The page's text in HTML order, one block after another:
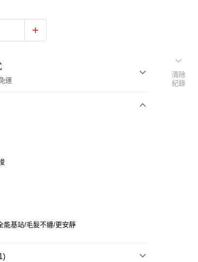
運
含以上)免運費
能基站/毛髮不纏/更安靜
清除
紀錄